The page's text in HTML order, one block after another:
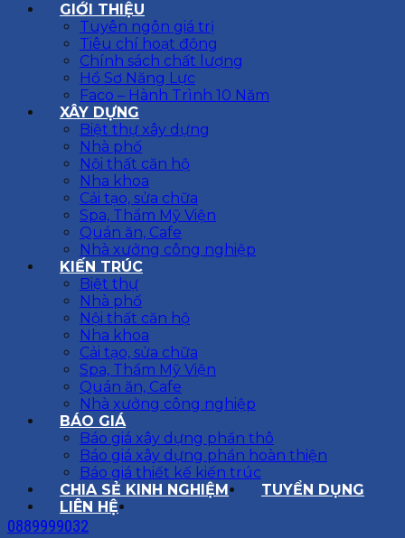
GIỚI THIỆU
Tuyên ngôn giá trị
Tiêu chí hoạt động
Chính sách chất lượng
Hồ Sơ Năng Lực
Faco – Hành Trình 10 Năm
XÂY DỰNG
Biệt thự xây dựng
Nhà phố
Nội thất căn hộ
Nha khoa
Cải tạo, sửa chữa
Spa, Thẩm Mỹ Viện
Quán ăn, Cafe
Nhà xưởng công nghiệp
KIẾN TRÚC
Biệt thự
Nhà phố
Nội thất căn hộ
Nha khoa
Cải tạo, sửa chữa
Spa, Thẩm Mỹ Viện
Quán ăn, Cafe
Nhà xưởng công nghiệp
BÁO GIÁ
Báo giá xây dựng phần thô
Báo giá xây dựng phần hoàn thiện
Báo giá thiết kế kiến trúc
CHIA SẺ KINH NGHIỆM
TUYỂN DỤNG
LIÊN HỆ
0889999032